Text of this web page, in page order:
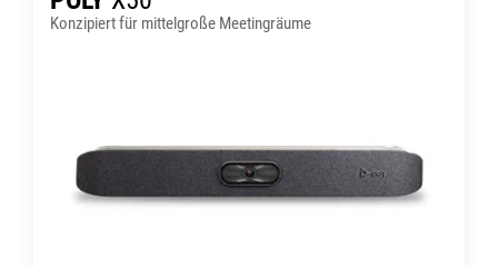
Konzipiert für mittelgroße Meetingräume